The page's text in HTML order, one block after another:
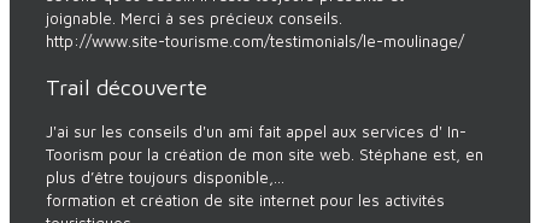
joignable. Merci à ses précieux conseils.
http://www.site-tourisme.com/testimonials/le-moulinage/
Trail découverte
J'ai sur les conseils d'un ami fait appel aux services d' In-
Toorism pour la création de mon site web. Stéphane est, en
plus d’être toujours disponible,...
formation et création de site internet pour les activités